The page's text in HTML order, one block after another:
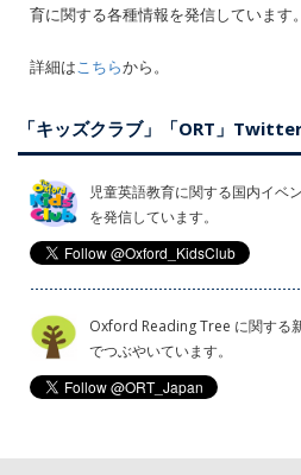
育に関する各種情報を発信しています。
詳細は こちらから。
「キッズクラブ」「ORT」
児童英語教育に関する国内イベ
を発信しています。
Oxford Reading Tree に関する
でつぶやいています。